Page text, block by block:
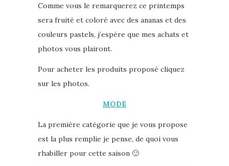
Comme vous le remarquerez ce printemps
sera fruité et coloré avec des ananas et des
couleurs pastels, j’espère que mes achats et
photos vous plairont.
Pour acheter les produits proposé cliquez
sur les photos.
MODE
La première catégorie que je vous propose
est la plus remplie je pense, de quoi vous
rhabiller pour cette saison 🙂